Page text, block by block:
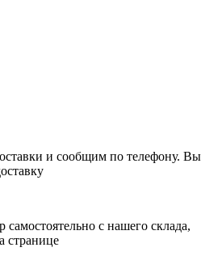
и сообщим по телефону. Вы
самостоятельно с нашего склада,
странице